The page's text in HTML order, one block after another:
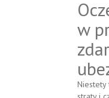
w
Niestety